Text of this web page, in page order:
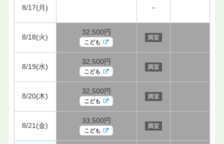
8/17(月) －
8/18(火)
32,500円
こども
満室
8/19(水)
32,500円
こども
満室
8/20(木)
32,500円
こども
満室
8/21(金)
33,500円
こども
満室